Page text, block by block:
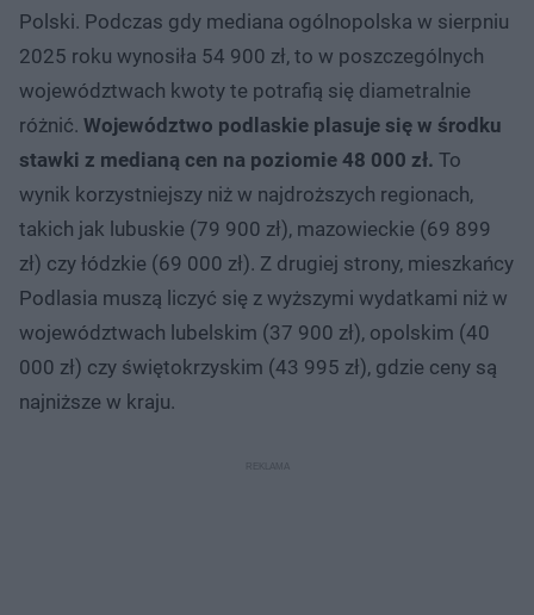
Polski. Podczas gdy mediana ogólnopolska w sierpniu
2025 roku wynosiła 54 900 zł, to w poszczególnych
województwach kwoty te potrafią się diametralnie
różnić. Województwo podlaskie plasuje się w środku
stawki z medianą cen na poziomie 48 000 zł. To
wynik korzystniejszy niż w najdroższych regionach,
takich jak lubuskie (79 900 zł), mazowieckie (69 899
zł) czy łódzkie (69 000 zł). Z drugiej strony, mieszkańcy
Podlasia muszą liczyć się z wyższymi wydatkami niż w
województwach lubelskim (37 900 zł), opolskim (40
000 zł) czy świętokrzyskim (43 995 zł), gdzie ceny są
najniższe w kraju.